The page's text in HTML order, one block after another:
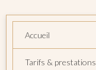
Accueil
Tarifs & prestations